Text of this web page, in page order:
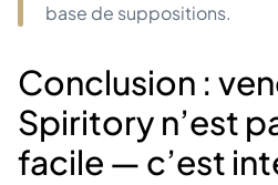
base de suppositions.
Conclusion :
Spiritory n’est
facile — c’est